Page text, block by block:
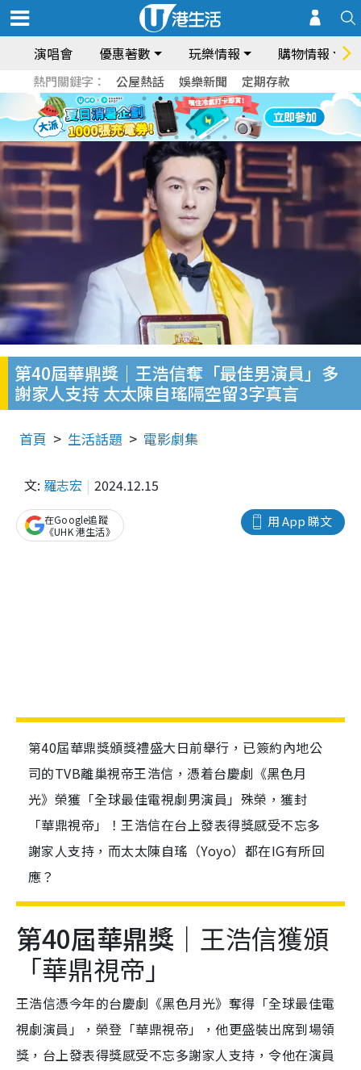
演唱會 優惠著數 玩樂情報 購物情報
熱門關鍵字： 公屋熱話 娛樂新聞 定期存款
第40屆華鼎獎｜王浩信奪「最佳男演員」多
謝家人支持 太太陳自瑤隔空留3字真言
首頁 生活話題 電影劇集
文: 羅志宏 2024.12.15
用 App 睇文
在Google追蹤
《UHK 港生活》
第40屆華鼎獎頒獎禮盛大日前舉行，已簽約內地公
司的TVB離巢視帝王浩信，憑着台慶劇《黑色月
光》榮獲「全球最佳電視劇男演員」殊榮，獲封
「華鼎視帝」！王浩信在台上發表得獎感受不忘多
謝家人支持，而太太陳自瑤（Yoyo）都在IG有所回
應？
第40屆華鼎獎｜ 王浩信獲頒
「華鼎視帝」
王浩信憑今年的台慶劇《黑色月光》奪得「全球最佳電
視劇演員」，榮登「華鼎視帝」，他更盛裝出席到場領
獎，台上發表得獎感受不忘多謝家人支持，令他在演員